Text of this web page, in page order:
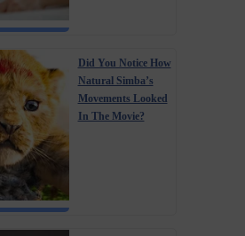
Did You Notice How
Natural Simba’s
Movements Looked
In The Movie?